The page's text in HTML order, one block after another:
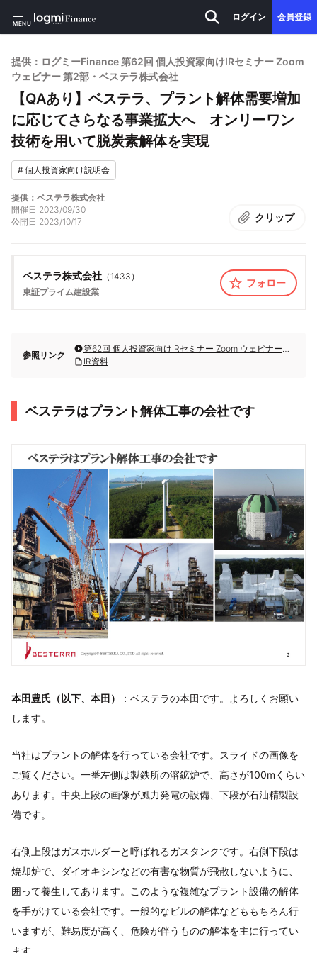
MENU
ログイン 会員登録
提供：ログミーFinance 第62回 個人投資家向けIRセミナー Zoom
ウェビナー 第2部・ベステラ株式会社
【QAあり】ベステラ、プラント解体需要増加
に応じてさらなる事業拡大へ オンリーワン
技術を用いて脱炭素解体を実現
#個人投資家向け説明会
提供：ベステラ株式会社
開催日 2023/09/30
公開日 2023/10/17 クリップ
ベステラ株式会社 （ 1433 ）
東証プライム建設業
フォロー
参照リンク
第62回 個人投資家向けIRセミナー Zoom ウェビナーの第2部・ベステラ株式会社
IR資料
ベステラはプラント解体工事の会社です
本田豊氏（以下、本田）
：ベステラの本田です。よろしくお願い
します。
当社はプラントの解体を行っている会社です。スライドの画像を
ご覧ください。一番左側は製鉄所の溶鉱炉で、高さが100mくらい
あります。中央上段の画像が風力発電の設備、下段が石油精製設
備です。
右側上段はガスホルダーと呼ばれるガスタンクです。右側下段は
焼却炉で、ダイオキシンなどの有害な物質が飛散しないように、
囲って養生してあります。このような複雑なプラント設備の解体
を手がけている会社です。一般的なビルの解体などももちろん行
いますが、難易度が高く、危険が伴うものの解体を主に行ってい
ます。